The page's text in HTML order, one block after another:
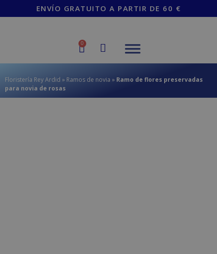
contenidoENVÍO GRATUITO A PARTIR DE 60 €
0
Floristería Rey Ardid » Ramos de novia » Ramo de flores preservadas
para novia de rosas